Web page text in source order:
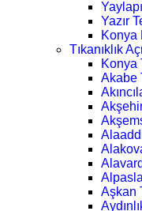
Yazır
Konya
Tıkanıklık
Konya
Akabe
Aşkan